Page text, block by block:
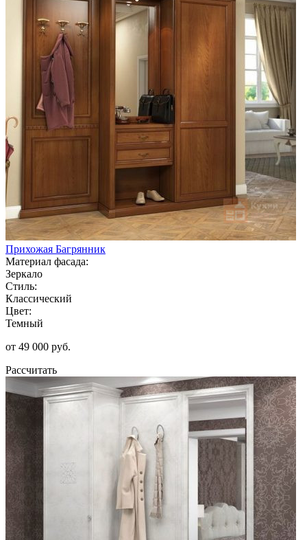
Прихожая Багрянник
Материал фасада:
Зеркало
Стиль:
Классический
Цвет:
Темный
от 49 000 руб.
Рассчитать